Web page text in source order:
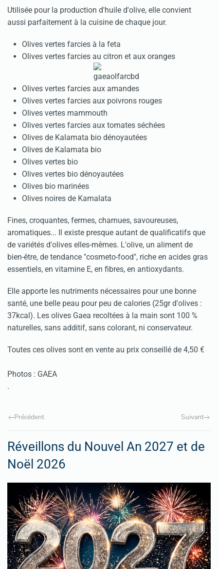
Utilisée pour la production d'huile d'olive, elle convient
aussi parfaitement à la cuisine de chaque jour.
Olives vertes farcies à la feta
Olives vertes farcies au citron et aux oranges
Olives vertes farcies aux amandes
Olives vertes farcies aux poivrons rouges
Olives vertes mammouth
Olives vertes farcies aux tomates séchées
Olives de Kalamata bio dénoyautées
Olives de Kalamata bio
Olives vertes bio
Olives vertes bio dénoyautées
Olives bio marinées
Olives noires de Kamalata
Fines, croquantes, fermes, charnues, savoureuses,
aromatiques... Il existe presque autant de qualificatifs que
de variétés d'olives elles-mêmes. L'olive, un aliment de
bien-être, de tendance "cosmeto-food", riche en acides gras
essentiels, en vitamine E, en fibres, en antioxydants.
Elle apporte les nutriments nécessaires pour une bonne
santé, une belle peau pour peu de calories (25gr d'olives :
37kcal). Les olives Gaea recoltées à la main sont 100 %
naturelles, sans additif, sans colorant, ni conservateur.
Toutes ces olives sont en vente au prix conseillé de 4,50 €
Photos : GAEA
.
Précédent Suivant
Réveillons du Nouvel An 2027 et de
Noël 2026